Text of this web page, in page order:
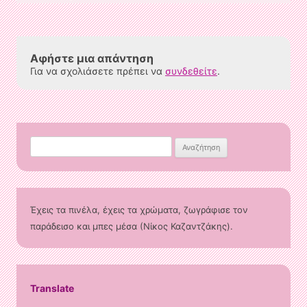
Αφήστε μια απάντηση
Για να σχολιάσετε πρέπει να συνδεθείτε.
για:
Έχεις τα πινέλα, έχεις τα χρώματα, ζωγράφισε τον
παράδεισο και μπες μέσα (Νίκος Καζαντζάκης).
Translate